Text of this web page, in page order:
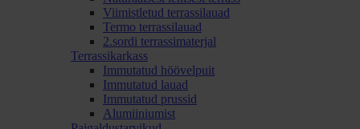
Viimistletud terrassilauad
Termo terrassilauad
2.sordi terrassimaterjal
Terrassikarkass
Immutatud höövelpuit
Immutatud lauad
Immutatud prussid
Alumiiniumist